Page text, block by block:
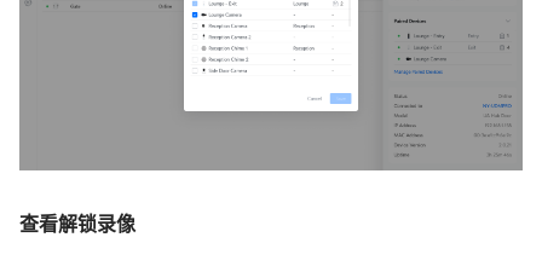
查看解锁录像